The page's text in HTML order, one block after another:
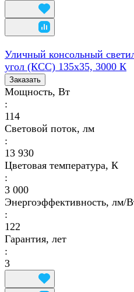
Уличный консольный
угол (КСС) 135х35, 3000 К
Заказать
Мощность, Вт
:
114
Световой поток, лм
:
13 930
Цветовая температура, К
:
3 000
Энергоэффективность, лм/
:
122
Гарантия, лет
:
3